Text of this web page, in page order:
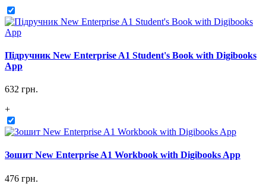
Підручник New Enterprise A1 Student's Book with Digibooks
App
632 грн.
+
Зошит New Enterprise A1 Workbook with Digibooks App
476 грн.